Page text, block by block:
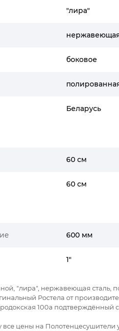
"лира"
боковое
Беларусь
60 см
60 см
600 мм
1"
"лира", нержавеющая сталь,
Ростела от
100а подтверждённый
все цены на